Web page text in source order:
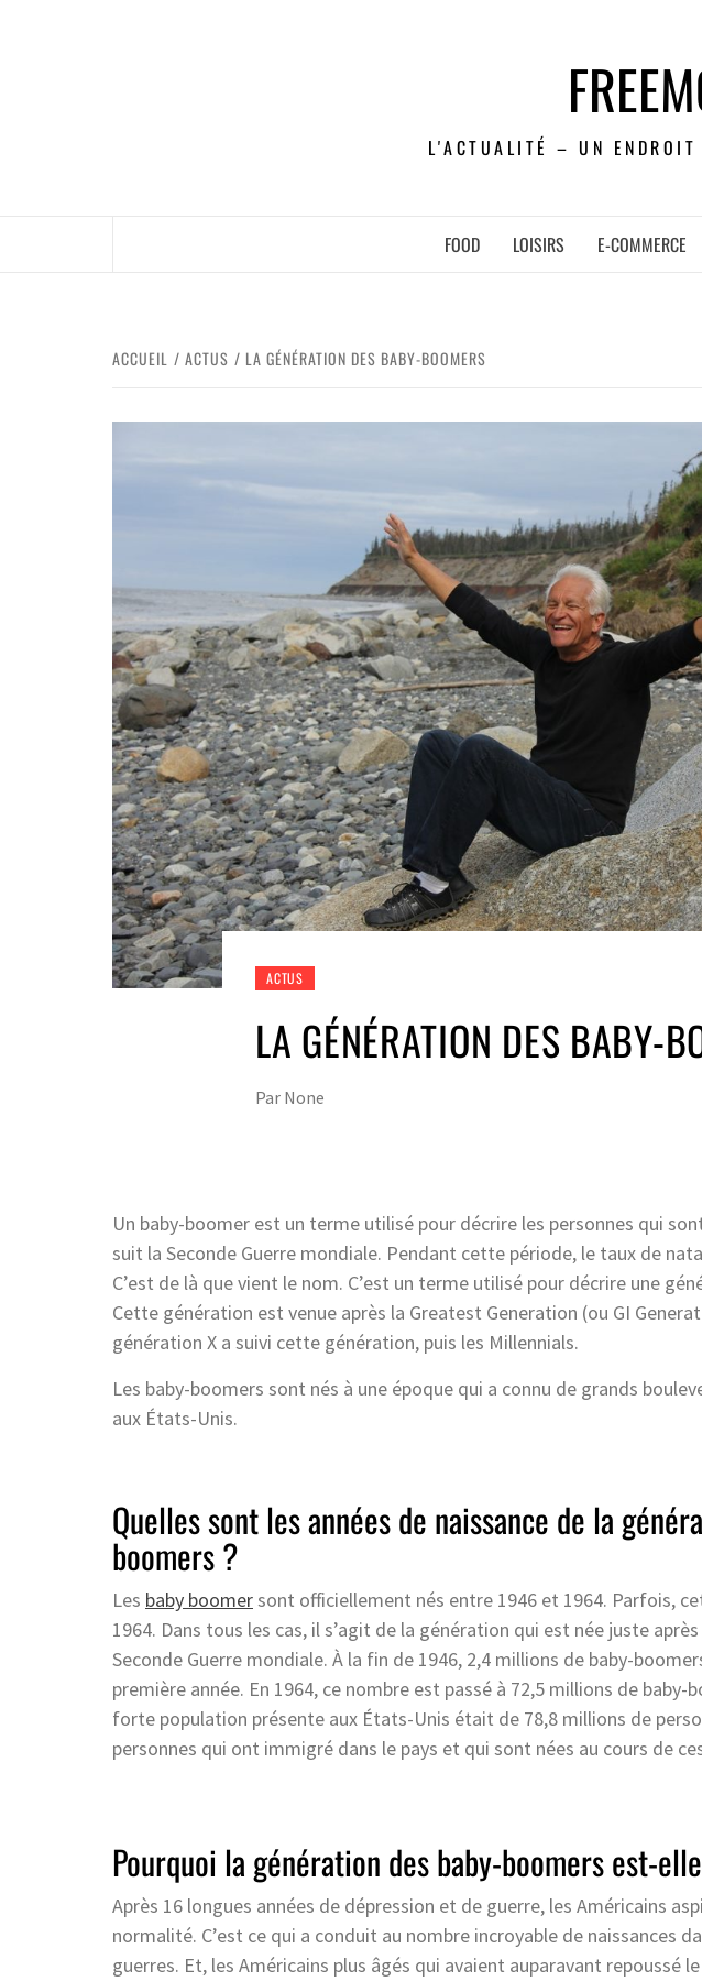
L'ACTUALITÉ – UN
FOOD LOISIRS E-COMMERCE
ACCUEIL ACTUS LA GÉNÉRATION DES BABY-BOOMERS
ACTUS
LA GÉNÉRATION DES BABY-
Par None
Un baby-boomer est un terme utilisé pour décrire les personnes qui
suit la Seconde Guerre mondiale. Pendant cette période, le taux de
C’est de là que vient le nom. C’est un terme utilisé pour décrire une
Cette génération est venue après la Greatest Generation (ou GI
génération X a suivi cette génération, puis les Millennials.
Les baby-boomers sont nés à une époque qui a connu de grands
aux États-Unis.
Quelles sont les années de naissance de la
boomers ?
Les baby boomersont officiellement nés entre 1946 et 1964. Parfois,
1964. Dans tous les cas, il s’agit de la génération qui est née juste
Seconde Guerre mondiale. À la fin de 1946, 2,4 millions de baby-
première année. En 1964, ce nombre est passé à 72,5 millions de baby-
forte population présente aux États-Unis était de 78,8 millions de
personnes qui ont immigré dans le pays et qui sont nées au cours de
Pourquoi la génération des baby-boomers est-
Après 16 longues années de dépression et de guerre, les Américains
normalité. C’est ce qui a conduit au nombre incroyable de naissances
guerres. Et, les Américains plus âgés qui avaient auparavant repoussé